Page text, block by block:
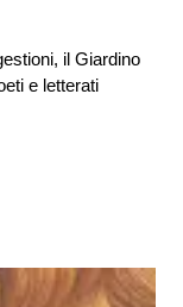
il Giardino
e letterati